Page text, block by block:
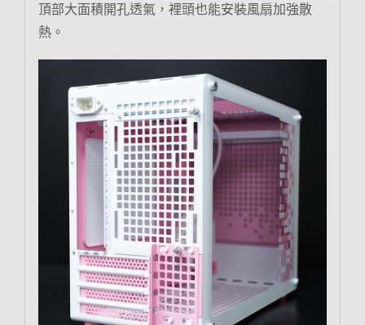
頂部大面積開孔透氣，裡頭也能安裝風扇加強散
熱。